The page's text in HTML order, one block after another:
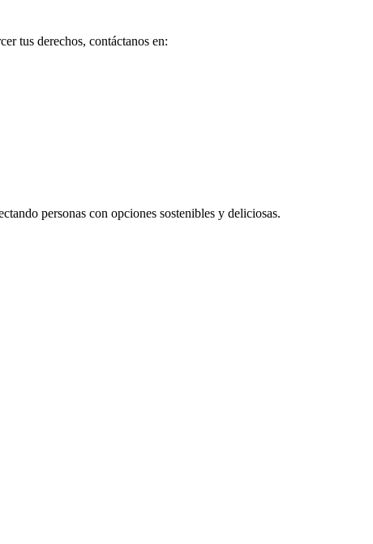
tus derechos, contáctanos en:
personas con opciones sostenibles y deliciosas.